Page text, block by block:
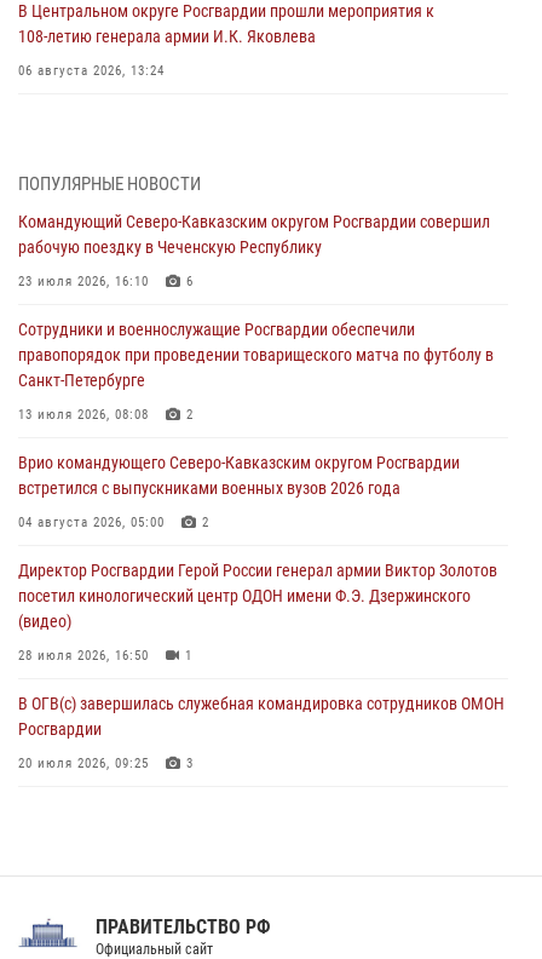
В Центральном округе Росгвардии прошли мероприятия к
108‑летию генерала армии И.К. Яковлева
06 августа 2026, 13:24
06 августа 2026, 12:35 1
Росгвардейцы провели выставку вооружения для участников сбора
«Гвардеец» в Пензе (видео)
06 августа 2026, 12:00
В Курске росгвардейцы приняли участие в митинге, посвященном
второй годовщине вторжения ВСУ на территорию области
06 августа 2026, 11:56
угрожавшего подростку травматическим пистолетом
06 августа 2026, 11:33
крупная нарколаборатория
ПОПУЛЯРНЫЕ НОВОСТИ
Командующий Северо-Кавказским округом Росгвардии совершил
рабочую поездку в Чеченскую Республику
23 июля 2026, 16:10 6
Сотрудники и военнослужащие Росгвардии обеспечили
правопорядок при проведении товарищеского матча по футболу в
Санкт-Петербурге
13 июля 2026, 08:08 2
Врио командующего Северо-Кавказским округом Росгвардии
встретился с выпускниками военных вузов 2026 года
04 августа 2026, 05:00 2
Директор Росгвардии Герой России генерал армии Виктор Золотов
посетил кинологический центр ОДОН имени Ф.Э. Дзержинского
(видео)
28 июля 2026, 16:50 1
В ОГВ(с) завершилась служебная командировка сотрудников ОМОН
Росгвардии
20 июля 2026, 09:25 3
Праздник «Один день с Росгвардией» к 105-летию Центрального
ПРАВИТЕЛЬСТВО РФ
Официальный сайт